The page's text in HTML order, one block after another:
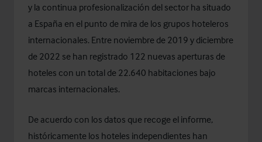
y la continua profesionalización del sector ha situado
a España en el punto de mira de los grupos hoteleros
internacionales. Entre noviembre de 2019 y diciembre
de 2022 se han registrado 122 nuevas aperturas de
hoteles con un total de 22.640 habitaciones bajo
marcas internacionales.
De acuerdo con los datos que recoge el informe,
históricamente los hoteles independientes han